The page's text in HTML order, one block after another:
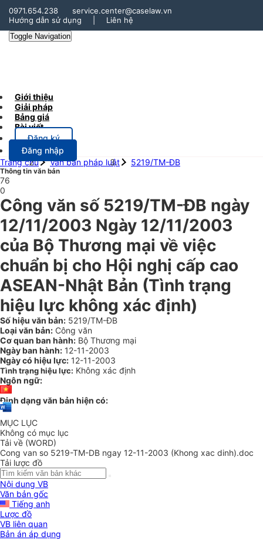
0971.654.238
service.center@caselaw.vn
Hướng dẫn sử dụng
Liên hệ
Toggle Navigation
Giới thiệu
Giải pháp
Bảng giá
Bài viết
Đăng ký
Đăng nhập
Trang chủ
Văn bản pháp luật 5219/TM-ĐB
Thông tin văn bản
76
0
Công văn số 5219/TM-ĐB ngày
12/11/2003 Ngày 12/11/2003
của Bộ Thương mại về việc
chuẩn bị cho Hội nghị cấp cao
ASEAN-Nhật Bản (Tình trạng
hiệu lực không xác định)
Số hiệu văn bản: 5219/TM-ĐB
Loại văn bản: Công văn
Cơ quan ban hành: Bộ Thương mại
Ngày ban hành: 12-11-2003
Ngày có hiệu lực: 12-11-2003
Tình trạng hiệu lực: Không xác định
Ngôn ngữ:
Định dạng văn bản hiện có:
MỤC LỤC
Không có mục lục
Tải về (WORD)
Cong van so 5219-TM-DB ngay 12-11-2003 (Khong xac dinh).doc
Tải lược đồ
Nội dung VB
Văn bản gốc
Tiếng anh
Lược đồ
VB liên quan
Bản án áp dụng